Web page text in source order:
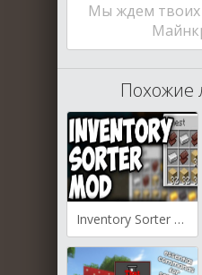
Мы ждем
Похожие
Inventory Sorter для Майнкрафт [1.21.4, 1.21.1, 1.21]